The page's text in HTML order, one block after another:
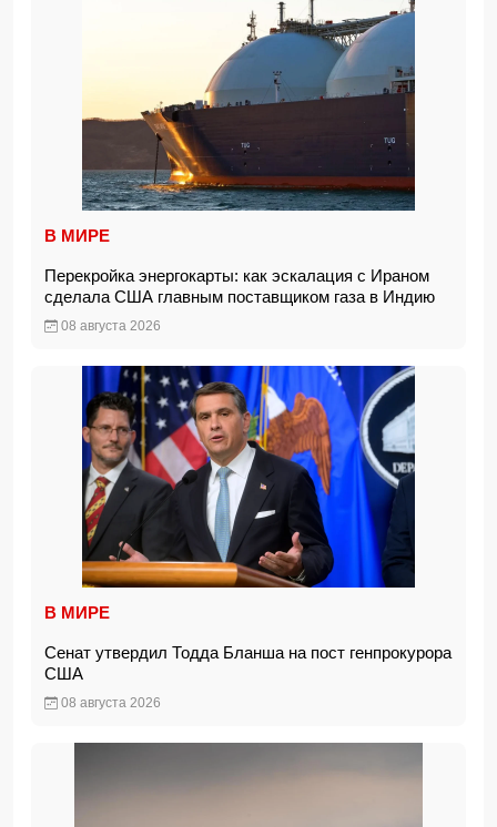
В МИРЕ
Перекройка энергокарты: как эскалация с Ираном
сделала США главным поставщиком газа в Индию
08 августа 2026
В МИРЕ
Сенат утвердил Тодда Бланша на пост генпрокурора
США
08 августа 2026